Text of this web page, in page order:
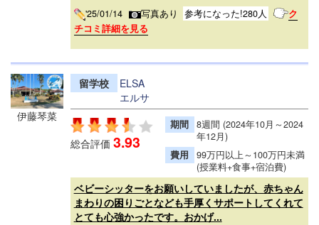
'25/01/14 写真あり 参考になった!280人
ク
チコミ詳細を見る
伊藤琴菜
留学校
ELSA
エルサ
総合評価 3.93
期間
8週間 (2024年10月～2024
年12月)
費用
99万円以上～100万円未満
(授業料+食事+宿泊費)
ベビーシッターをお願いしていましたが、赤ちゃん
まわりの困りごとなども手厚くサポートしてくれて
とても心強かったです。おかげ...